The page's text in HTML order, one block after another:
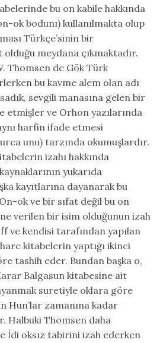
bu on kabile hakkında
ok bodunı) kullanılmakta olup
Türkçe’sinin bir
meydana çıkmaktadır.
Thomsen de Gök Türk
bu kavme alem olan adı
sevgili manasına gelen bir
etmişler ve Orhon yazılarında
harfin ifade etmesi
unu) tarzında okumuşlardır.
izahı hakkında
yukarıda
kayıtlarına dayanarak bu
ok ve bir sıfat değil bu on
verilen bir isim olduğunun izah
ve kendisi tarafından yapılan
kitabelerin yaptığı ikinci
tashih eder. Bundan başka o,
Balgasun kitabesine ait
suretiyle oklara göre
Hun’lar zamanına kadar
Halbuki Thomsen daha
İdi oksız tabirini izah ederken